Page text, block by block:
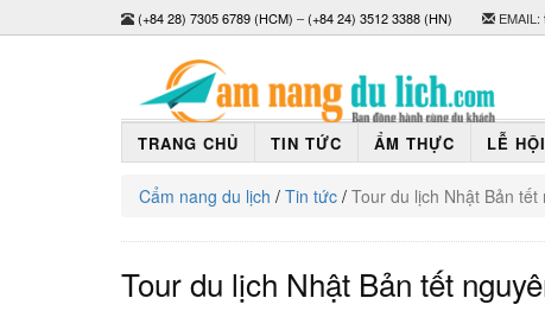
(+84 28) 7305 6789 (HCM) –(+84 24) 3512 3388 (HN) EMAIL:
TRANG CHỦ TIN TỨC ẨM THỰC LỄ HỘI
Cẩm nang du lịch / Tin tức / Tour du lịch Nhật Bản
Tour du lịch Nhật Bản tết